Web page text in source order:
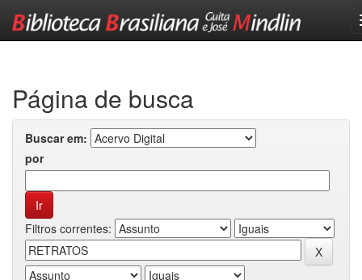
Página de busca
Buscar em:
por
Filtros correntes: